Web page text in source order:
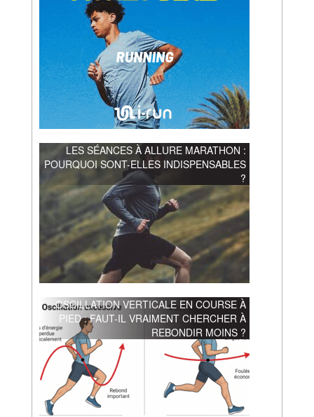
LES SÉANCES À ALLURE MARATHON :
POURQUOI SONT-ELLES INDISPENSABLES
?
OSCILLATION VERTICALE EN COURSE À
PIED : FAUT-IL VRAIMENT CHERCHER À
REBONDIR MOINS ?